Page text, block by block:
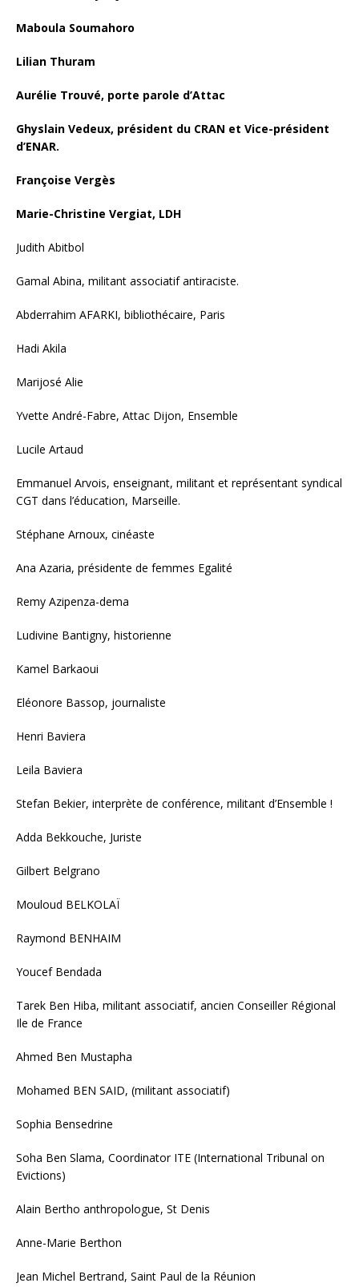
Maboula Soumahoro
Lilian Thuram
Aurélie Trouvé, porte parole d’Attac
Ghyslain Vedeux, président du CRAN et Vice-président
d’ENAR.
Françoise Vergès
Marie-Christine Vergiat, LDH
Judith Abitbol
Gamal Abina, militant associatif antiraciste.
Abderrahim AFARKI, bibliothécaire, Paris
Hadi Akila
Marijosé Alie
Yvette André-Fabre, Attac Dijon, Ensemble
Lucile Artaud
Emmanuel Arvois, enseignant, militant et représentant syndical
CGT dans l’éducation, Marseille.
Stéphane Arnoux, cinéaste
Ana Azaria, présidente de femmes Egalité
Remy Azipenza-dema
Ludivine Bantigny, historienne
Kamel Barkaoui
Eléonore Bassop, journaliste
Henri Baviera
Leila Baviera
Stefan Bekier, interprète de conférence, militant d’Ensemble !
Adda Bekkouche, Juriste
Gilbert Belgrano
Mouloud BELKOLAÏ
Raymond BENHAIM
Youcef Bendada
Tarek Ben Hiba, militant associatif, ancien Conseiller Régional
Ile de France
Ahmed Ben Mustapha
Mohamed BEN SAID, (militant associatif)
Sophia Bensedrine
Soha Ben Slama, ​Coordinator​ ITE (International Tribunal on
Evictions)
Alain Bertho anthropologue, St Denis
Anne-Marie Berthon
Jean Michel Bertrand, Saint Paul de la Réunion